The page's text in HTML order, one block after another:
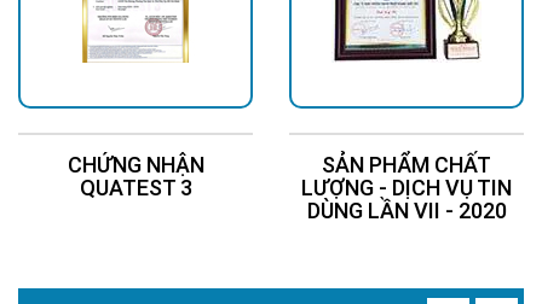
CHỨNG NHẬN
QUATEST 3
SẢN PHẨM CHẤT
LƯỢNG - DỊCH VỤ TIN
DÙNG LẦN VII - 2020